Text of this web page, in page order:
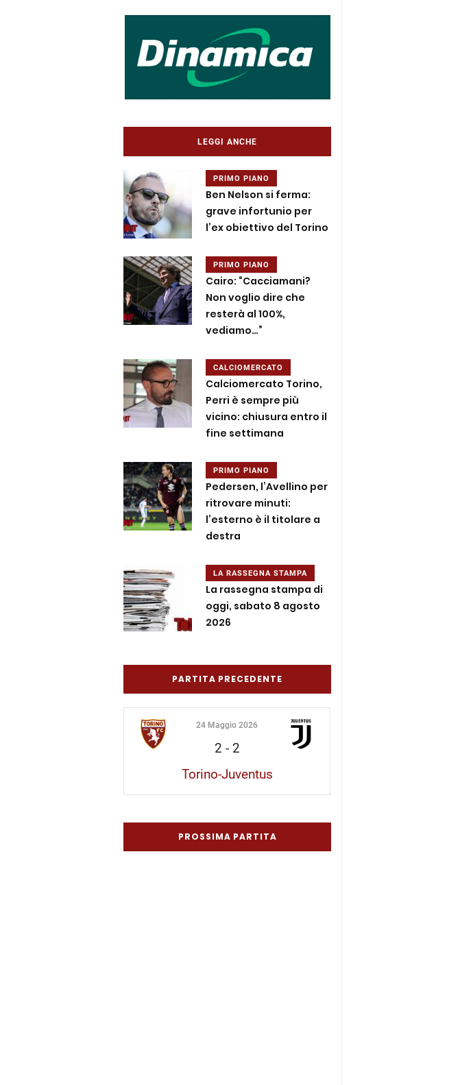
LEGGI ANCHE
PRIMO PIANO
Ben Nelson si ferma:
grave infortunio per
l’ex obiettivo del Torino
PRIMO PIANO
Cairo: “Cacciamani?
Non voglio dire che
resterà al 100%,
vediamo…”
CALCIOMERCATO
Calciomercato Torino,
Perri è sempre più
vicino: chiusura entro il
fine settimana
PRIMO PIANO
Pedersen, l’Avellino per
ritrovare minuti:
l’esterno è il titolare a
destra
LA RASSEGNA STAMPA
La rassegna stampa di
oggi, sabato 8 agosto
2026
PARTITA PRECEDENTE
24 Maggio 2026
2 - 2
Torino-Juventus
PROSSIMA PARTITA